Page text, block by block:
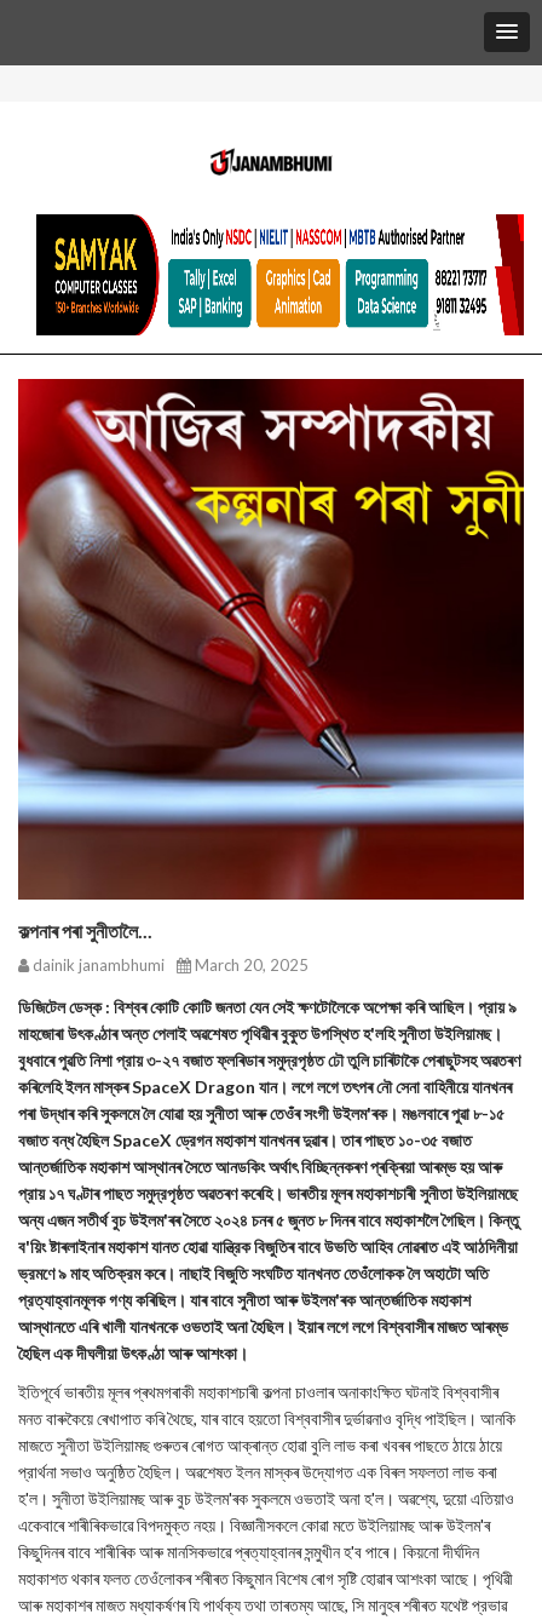
কল্পনাৰ পৰা সুনীতালৈ...
dainik janambhumi March 20, 2025
ডিজিটেল ডেস্ক : বিশ্বৰ কোটি কোটি জনতা যেন সেই ক্ষণটোলৈকে অপেক্ষা কৰি আছিল। প্রায় ৯
মাহজোৰা উৎকণ্ঠাৰ অন্ত পেলাই অৱশেষত পৃথিৱীৰ বুকুত উপস্থিত হ'লহি সুনীতা উইলিয়ামছ।
বুধবাৰে পুৱতি নিশা প্রায় ৩-২৭ বজাত ফ্লৰিডাৰ সমুদ্রপৃষ্ঠত ঢৌ তুলি চাৰিটাকৈ পেৰাছুটসহ অৱতৰণ
কৰিলেহি ইলন মাস্কৰ SpaceX Dragon যান। লগে লগে তৎপৰ নৌ সেনা বাহিনীয়ে যানখনৰ
পৰা উদ্ধাৰ কৰি সুকলমে লৈ যোৱা হয় সুনীতা আৰু তেওঁৰ সংগী উইলম'ৰক। মঙলবাৰে পুৱা ৮-১৫
বজাত বন্ধ হৈছিল SpaceX ড্রেগন মহাকাশ যানখনৰ দুৱাৰ। তাৰ পাছত ১০-৩৫ বজাত
আন্তর্জাতিক মহাকাশ আস্থানৰ সৈতে আনডকিং অর্থাৎ বিচ্ছিন্নকৰণ প্ৰক্ৰিয়া আৰম্ভ হয় আৰু
প্রায় ১৭ ঘণ্টাৰ পাছত সমুদ্রপৃষ্ঠত অৱতৰণ কৰেহি। ভাৰতীয় মূলৰ মহাকাশচাৰী সুনীতা উইলিয়ামছে
অন্য এজন সতীর্থ বুচ উইলম'ৰৰ সৈতে ২০২৪ চনৰ ৫ জুনত ৮ দিনৰ বাবে মহাকাশলৈ গৈছিল। কিন্তু
ব'য়িং ষ্টাৰলাইনাৰ মহাকাশ যানত হোৱা যান্ত্রিক বিজুতিৰ বাবে উভতি আহিব নোৱৰাত এই আঠদিনীয়া
ভ্রমণে ৯ মাহ অতিক্রম কৰে। নাছাই বিজুতি সংঘটিত যানখনত তেওঁলোকক লৈ অহাটো অতি
প্রত্যাহ্বানমূলক গণ্য কৰিছিল। যাৰ বাবে সুনীতা আৰু উইলম'ৰক আন্তর্জাতিক মহাকাশ
আস্থানতে এৰি খালী যানখনকে ওভতাই অনা হৈছিল। ইয়াৰ লগে লগে বিশ্ববাসীৰ মাজত আৰম্ভ
হৈছিল এক দীঘলীয়া উৎকণ্ঠা আৰু আশংকা।
ইতিপূর্বে ভাৰতীয় মূলৰ প্ৰথমগৰাকী মহাকাশচাৰী কল্পনা চাওলাৰ অনাকাংক্ষিত ঘটনাই বিশ্ববাসীৰ
মনত বাৰুকৈয়ে ৰেখাপাত কৰি থৈছে, যাৰ বাবে হয়তো বিশ্ববাসীৰ দুৰ্ভাৱনাও বৃদ্ধি পাইছিল। আনকি
মাজতে সুনীতা উইলিয়ামছ গুৰুতৰ ৰোগত আক্ৰান্ত হোৱা বুলি লাভ কৰা খবৰৰ পাছতে ঠায়ে ঠায়ে
প্রার্থনা সভাও অনুষ্ঠিত হৈছিল। অৱশেষত ইলন মাস্কৰ উদ্যোগত এক বিৰল সফলতা লাভ কৰা
হ'ল। সুনীতা উইলিয়ামছ আৰু বুচ উইলম'ৰক সুকলমে ওভতাই অনা হ'ল। অৱশ্যে, দুয়ো এতিয়াও
একেবাৰে শাৰীৰিকভাৱে বিপদমুক্ত নহয়। বিজ্ঞানীসকলে কোৱা মতে উইলিয়ামছ আৰু উইলম'ৰ
কিছুদিনৰ বাবে শাৰীৰিক আৰু মানসিকভাৱে প্ৰত্যাহ্বানৰ সন্মুখীন হ'ব পাৰে। কিয়নো দীর্ঘদিন
মহাকাশত থকাৰ ফলত তেওঁলোকৰ শৰীৰত কিছুমান বিশেষ ৰোগ সৃষ্টি হোৱাৰ আশংকা আছে। পৃথিৱী
আৰু মহাকাশৰ মাজত মধ্যাকৰ্ষণৰ যি পার্থক্য তথা তাৰতম্য আছে, সি মানুহৰ শৰীৰত যথেষ্ট প্রভাৱ